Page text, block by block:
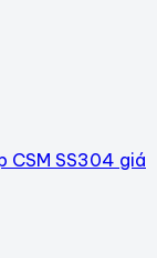
CSM SS304 giá